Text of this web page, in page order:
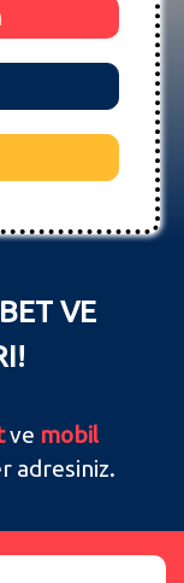
VE
ve mobil
adresiniz.